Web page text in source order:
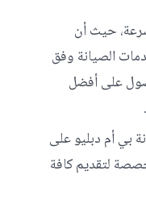
حيث أن
الصيانة وفق
على أفضل
بي أم دبليو على
لتقديم كافة